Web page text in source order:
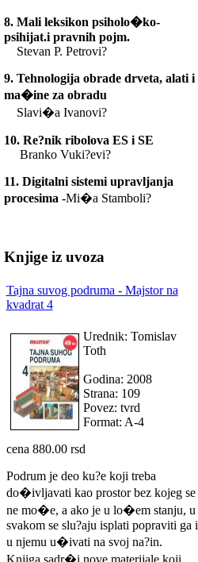
8. Mali leksikon psiholo�ko-
psihijat.i pravnih pojm.
Stevan P. Petrovi?
9. Tehnologija obrade drveta, alati i
ma�ine za obradu
Slavi�a Ivanovi?
10. Re?nik ribolova ES i SE
Branko Vuki?evi?
11. Digitalni sistemi upravljanja
procesima -Mi�a Stamboli?
Knjige iz uvoza
Tajna suvog podruma - Majstor na
kvadrat 4
Urednik: Tomislav
Toth
Godina: 2008
Strana: 109
Povez: tvrd
Format: A-4
cena 880.00 rsd
Podrum je deo ku?e koji treba
do�ivljavati kao prostor bez kojeg se
ne mo�e, a ako je u lo�em stanju, u
svakom se slu?aju isplati popraviti ga i
u njemu u�ivati na svoj na?in.
Knjiga sadr�i nove materijale koji